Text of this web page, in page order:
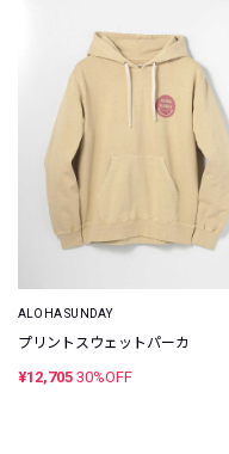
ALOHA SUNDAY
プリントスウェットパーカ
¥12,705 30%OFF